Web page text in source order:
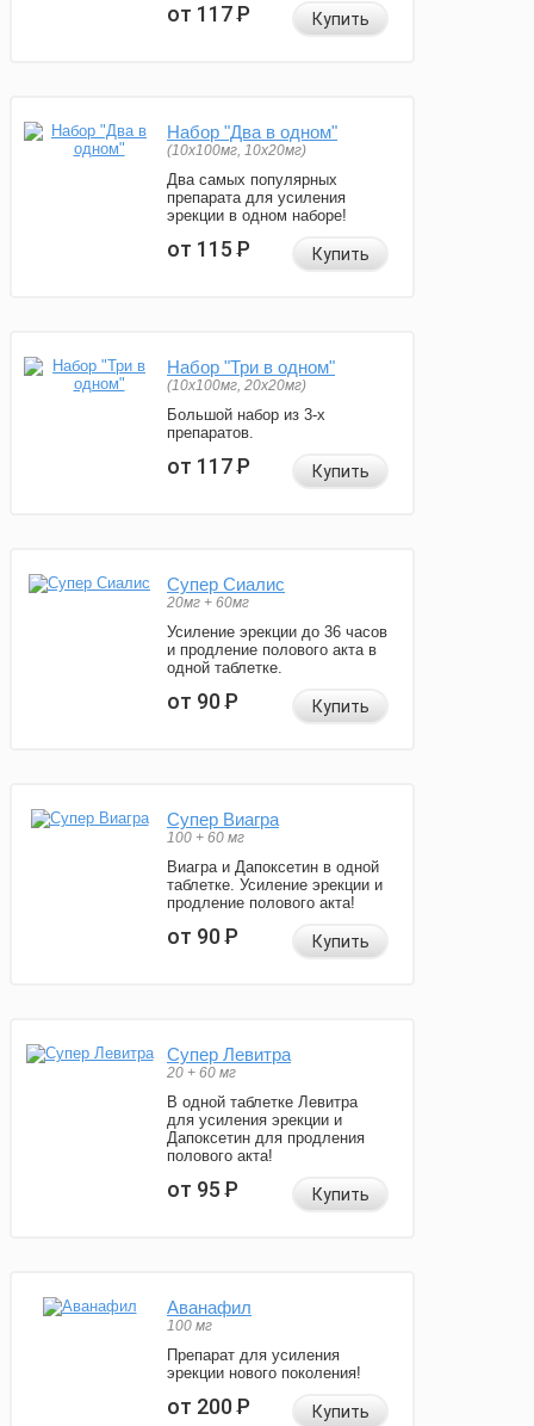
от 117Р Купить
Набор "Два в одном"
(10x100мг, 10x20мг)
Два самых популярных
препарата для усиления
эрекции в одном наборе!
от 115Р Купить
Набор "Три в одном"
(10x100мг, 20x20мг)
Большой набор из 3-х
препаратов.
от 117Р Купить
Супер Сиалис
20мг + 60мг
Усиление эрекции до 36 часов
и продление полового акта в
одной таблетке.
от 90Р Купить
Супер Виагра
100 + 60 мг
Виагра и Дапоксетин в одной
таблетке. Усиление эрекции и
продление полового акта!
от 90Р Купить
Супер Левитра
20 + 60 мг
В одной таблетке Левитра
для усиления эрекции и
Дапоксетин для продления
полового акта!
от 95Р Купить
Аванафил
100 мг
Препарат для усиления
эрекции нового поколения!
от 200Р Купить